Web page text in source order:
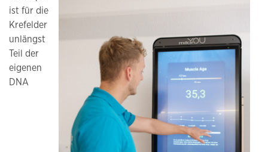
ist für die
Krefelder
unlängst
Teil der
eigenen
DNA